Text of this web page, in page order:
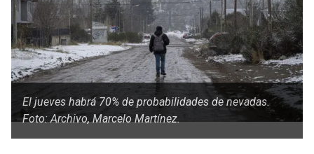
El jueves habrá 70% de probabilidades de nevadas.
Foto: Archivo, Marcelo Martínez.